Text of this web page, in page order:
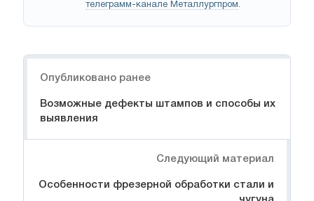
телеграмм-канале Металлургпром.
Опубликовано ранее
Возможные дефекты штампов и способы их
выявления
Следующий материал
Особенности фрезерной обработки стали и